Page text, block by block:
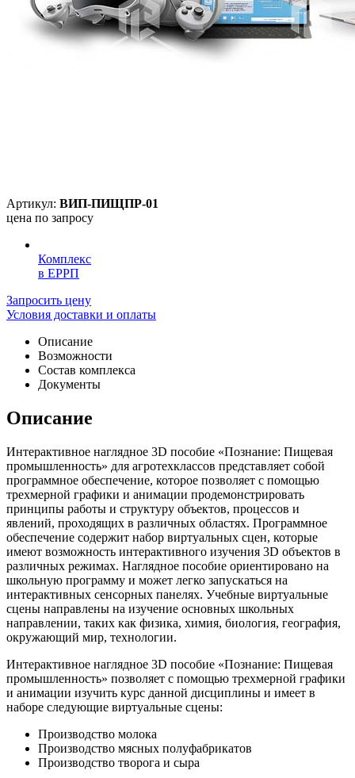
Артикул: ВИП-ПИЩПР-01
цена по запросу
Комплекс
в ЕРРП
Запросить цену
Условия доставки и оплаты
Описание
Возможности
Состав комплекса
Документы
Описание
Интерактивное наглядное 3D пособие «Познание: Пищевая
промышленность» для агротехклассов представляет собой
программное обеспечение, которое позволяет с помощью
трехмерной графики и анимации продемонстрировать
принципы работы и структуру объектов, процессов и
явлений, проходящих в различных областях. Программное
обеспечение содержит набор виртуальных сцен, которые
имеют возможность интерактивного изучения 3D объектов в
различных режимах. Наглядное пособие ориентировано на
школьную программу и может легко запускаться на
интерактивных сенсорных панелях. Учебные виртуальные
сцены направлены на изучение основных школьных
направлении, таких как физика, химия, биология, география,
окружающий мир, технологии.
Интерактивное наглядное 3D пособие «Познание: Пищевая
промышленность» позволяет с помощью трехмерной графики
и анимации изучить курс данной дисциплины и имеет в
наборе следующие виртуальные сцены:
Производство молока
Производство мясных полуфабрикатов
Производство творога и сыра